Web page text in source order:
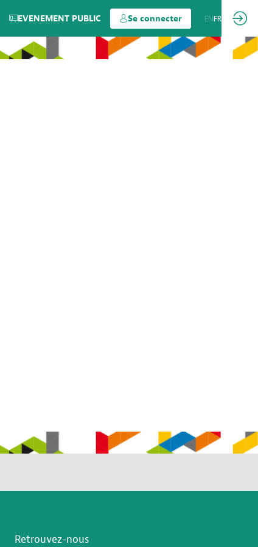
EVENEMENT PUBLIC Se connecter ENFR
Retrouvez-nous